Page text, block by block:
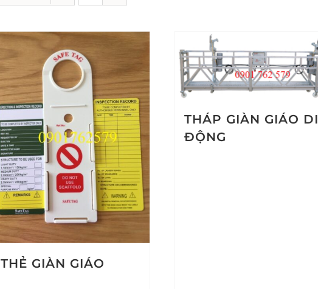
THẺ GIÀN GIÁO
THÁP GIÀN GIÁO DI
ĐỘNG